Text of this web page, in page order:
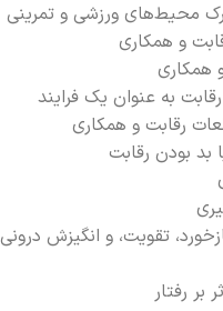
محیط‌های ورزشی و تمرینی
و همکاری
همکاری
به عنوان یک فرایند
رقابت و همکاری
بودن رقابت
تقویت، و انگیزش درونی
بر رفتار